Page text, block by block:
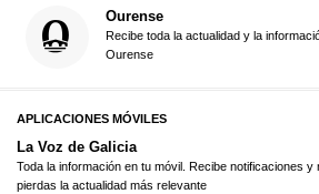
Ourense
Recibe toda la actualidad y la
Ourense
APLICACIONES MÓVILES
La Voz de Galicia
Toda la información en tu móvil. Recibe notificaciones y
pierdas la actualidad más relevante